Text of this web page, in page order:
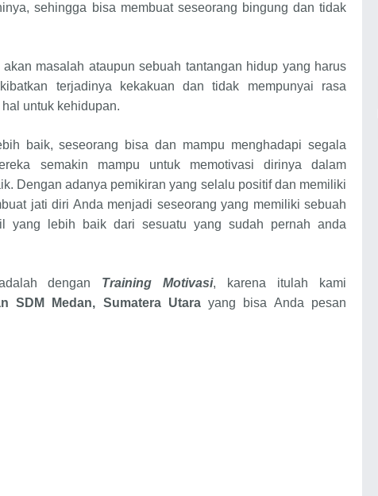
sehingga bisa membuat seseorang bingung dan tidak
masalah ataupun sebuah tantangan hidup yang harus
terjadinya kekakuan dan tidak mempunyai rasa
untuk kehidupan.
baik, seseorang bisa dan mampu menghadapi segala
semakin mampu untuk memotivasi dirinya dalam
Dengan adanya pemikiran yang selalu positif dan memiliki
jati diri Anda menjadi seseorang yang memiliki sebuah
yang lebih baik dari sesuatu yang sudah pernah anda
dengan Training Motivasi, karena itulah kami
SDM Medan, Sumatera Utarayang bisa Anda pesan